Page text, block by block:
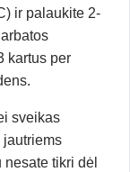
ir palaukite 2-
kartus per
sveikas
jautriems
tikri dėl